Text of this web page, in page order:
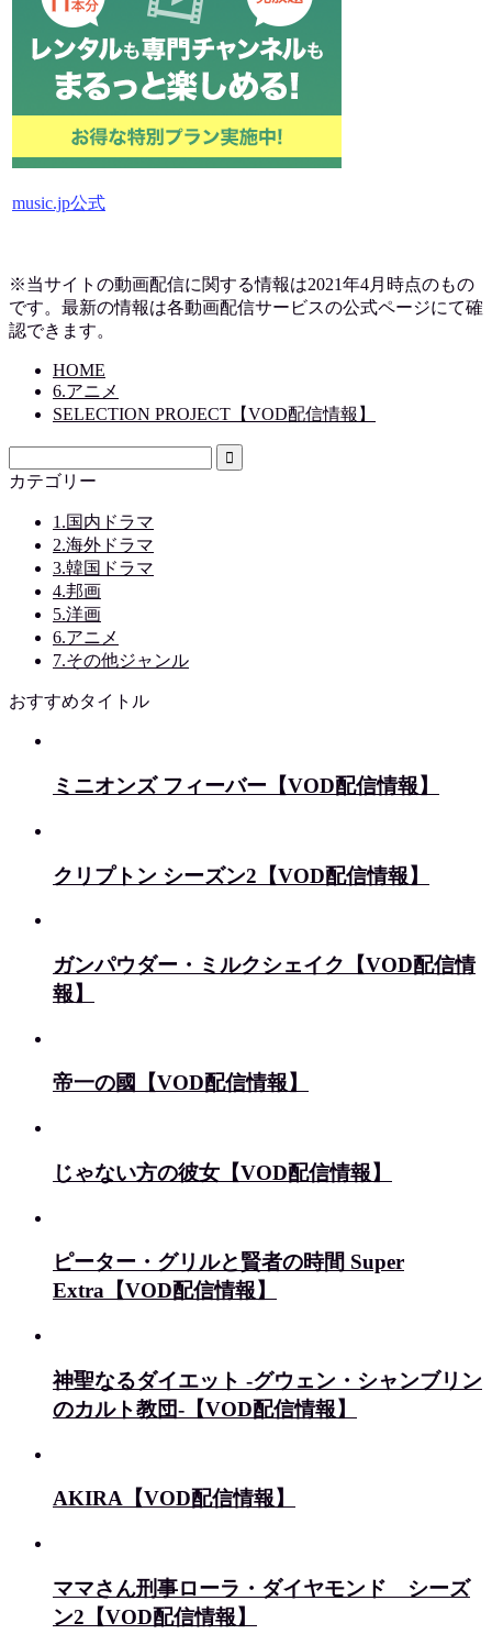
music.jp公式
※当サイトの動画配信に関する情報は2021年4月時点のもの
です。最新の情報は各動画配信サービスの公式ページにて確
認できます。
HOME
6.アニメ
SELECTION PROJECT【VOD配信情報】
カテゴリー
1.国内ドラマ
2.海外ドラマ
3.韓国ドラマ
4.邦画
5.洋画
6.アニメ
7.その他ジャンル
おすすめタイトル
ミニオンズ フィーバー【VOD配信情報】
クリプトン シーズン2【VOD配信情報】
ガンパウダー・ミルクシェイク【VOD配信情
報】
帝一の國【VOD配信情報】
じゃない方の彼女【VOD配信情報】
ピーター・グリルと賢者の時間 Super
Extra【VOD配信情報】
神聖なるダイエット -グウェン・シャンブリン
のカルト教団-【VOD配信情報】
AKIRA【VOD配信情報】
ママさん刑事ローラ・ダイヤモンド シーズ
ン2【VOD配信情報】